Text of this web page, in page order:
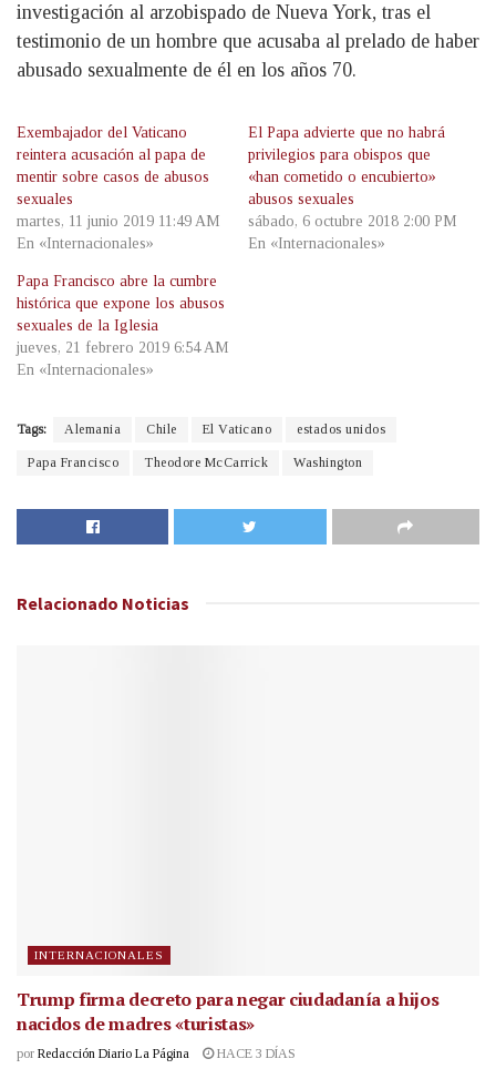
investigación al arzobispado de Nueva York, tras el
testimonio de un hombre que acusaba al prelado de haber
abusado sexualmente de él en los años 70.
Exembajador del Vaticano
reintera acusación al papa de
mentir sobre casos de abusos
sexuales
martes, 11 junio 2019 11:49 AM
En «Internacionales»
El Papa advierte que no habrá
privilegios para obispos que
«han cometido o encubierto»
abusos sexuales
sábado, 6 octubre 2018 2:00 PM
En «Internacionales»
Papa Francisco abre la cumbre
histórica que expone los abusos
sexuales de la Iglesia
jueves, 21 febrero 2019 6:54 AM
En «Internacionales»
Tags: Alemania Chile El Vaticano estados unidos
Papa Francisco Theodore McCarrick Washington
Relacionado Noticias
INTERNACIONALES
Trump firma decreto para negar ciudadanía a hijos
nacidos de madres «turistas»
por Redacción Diario La Página HACE 3 DÍAS